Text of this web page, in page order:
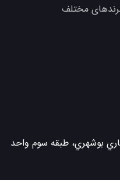
مختلف
بوشهري، طبقه سوم واحد